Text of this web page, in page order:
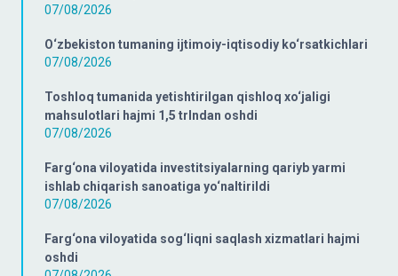
07/08/2026
O‘zbekiston tumaning ijtimoiy-iqtisodiy ko‘rsatkichlari
07/08/2026
Toshloq tumanida yetishtirilgan qishloq xo‘jaligi
mahsulotlari hajmi 1,5 trlndan oshdi
07/08/2026
Farg‘ona viloyatida investitsiyalarning qariyb yarmi
ishlab chiqarish sanoatiga yo‘naltirildi
07/08/2026
Farg‘ona viloyatida sog‘liqni saqlash xizmatlari hajmi
oshdi